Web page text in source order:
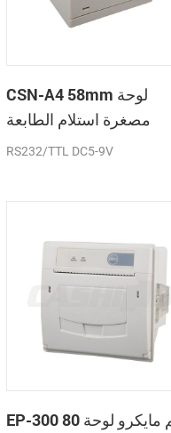
CSN-A4 58mm لوحة
مصغرة استلام الطابعة
الحرارية
RS232/TTL DC5-9V
EP-300 80 مم مايكرو لوحة